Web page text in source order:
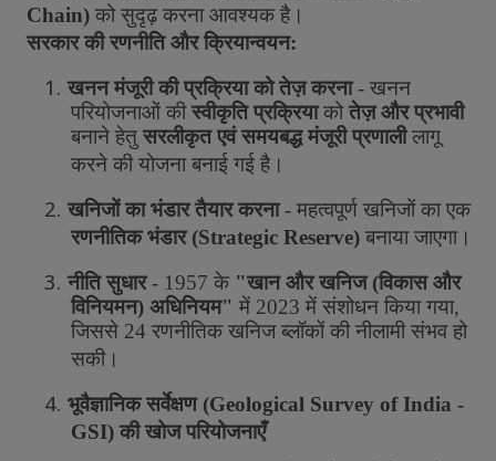
Chain) को सुदृढ़ करना आवश्यक है।
सरकार की रणनीति और क्रियान्वयन:
1. खनन मंजूरी की प्रक्रिया को तेज़ करना- खनन
परियोजनाओं की स्वीकृति प्रक्रिया को तेज़ और प्रभावी
बनाने हेतु सरलीकृत एवं समयबद्ध मंजूरी प्रणाली लागू
करने की योजना बनाई गई है।
2. खनिजों का भंडार तैयार करना- महत्वपूर्ण खनिजों का एक
रणनीतिक भंडार(Strategic Reserve) बनाया जाएगा।
3. नीति सुधार- 1957 के "खान और खनिज(विकास और
विनियमन) अधिनियम" में 2023 में संशोधन किया गया,
जिससे 24 रणनीतिक खनिज ब्लॉकों की नीलामी संभव हो
सकी।
4. भूवैज्ञानिक सर्वेक्षण(Geological Survey of India -
GSI) की खोज परियोजनाएँ